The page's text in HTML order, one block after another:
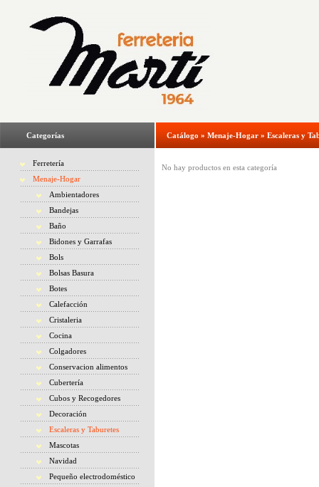
Categorías
Ferretería
Menaje-Hogar
Ambientadores
Bandejas
Baño
Bidones y Garrafas
Bols
Bolsas Basura
Botes
Calefacción
Cristaleria
Cocina
Colgadores
Conservacion alimentos
Cubertería
Cubos y Recogedores
Decoración
Escaleras y Taburetes
Mascotas
Navidad
Pequeño electrodoméstico
Catálogo » Menaje-Hogar » Escaleras y
No hay productos en esta categoría